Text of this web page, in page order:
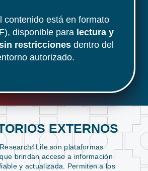
contenido está en formato
disponible para lectura y
restricciones dentro del
autorizado.
EXTERNOS
son plataformas
brindan acceso a información
y actualizada. Permiten a los